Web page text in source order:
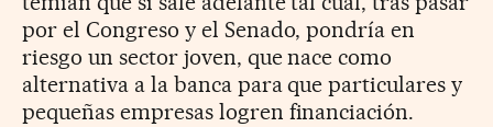
por el Congreso y el Senado, pondría en
riesgo un sector joven, que nace como
alternativa a la banca para que particulares y
pequeñas empresas logren financiación.